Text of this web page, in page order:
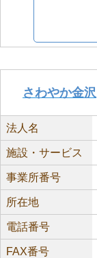
さわやか金沢
法人名
施設・サービス
事業所番号
所在地
電話番号
FAX番号